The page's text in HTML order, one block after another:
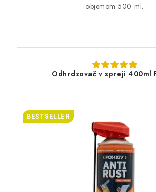
objemom 500 ml.
Odhrdzovač v spreji 400ml
BESTSELLER